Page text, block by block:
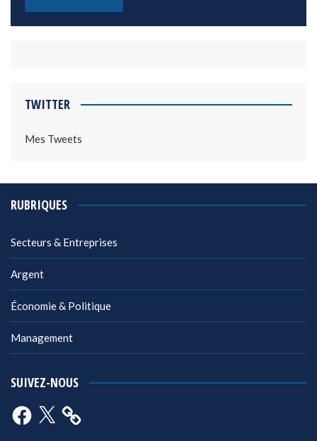
TWITTER
Mes Tweets
RUBRIQUES
Secteurs & Entreprises
Argent
Économie & Politique
Management
SUIVEZ-NOUS
Facebook
X